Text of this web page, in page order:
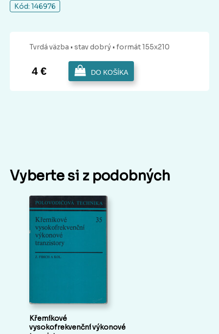
Kód: 146976
Tvrdá väzba • stav dobrý • formát 155x210
4 € DO KOŠÍKA
Vyberte si z podobných
Křemíkové
vysokofrekvenční výkonové